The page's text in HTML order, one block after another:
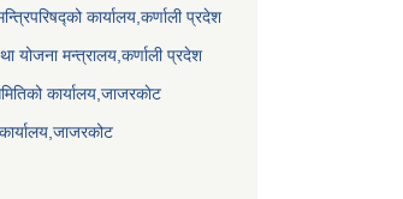
कार्यालय,कर्णाली प्रदेश
योजना मन्त्रालय,कर्णाली प्रदेश
कार्यालय,जाजरकाेट